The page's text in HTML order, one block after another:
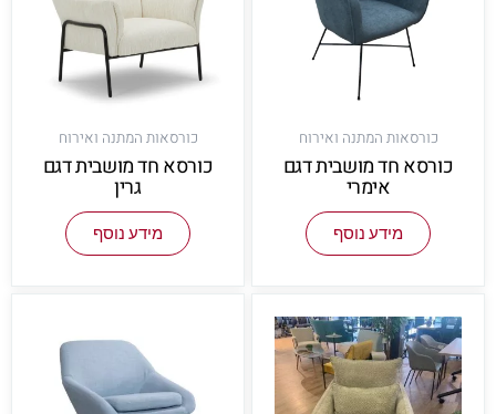
כורסאות המתנה ואירוח
כורסא חד מושבית דגם
אימרי
מידע נוסף
כורסאות המתנה ואירוח
כורסא חד מושבית דגם
גרין
מידע נוסף